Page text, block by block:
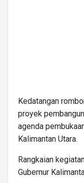
Kedatangan
proyek
agenda
Kalimantan Utara.
Rangkaian
Gubernur